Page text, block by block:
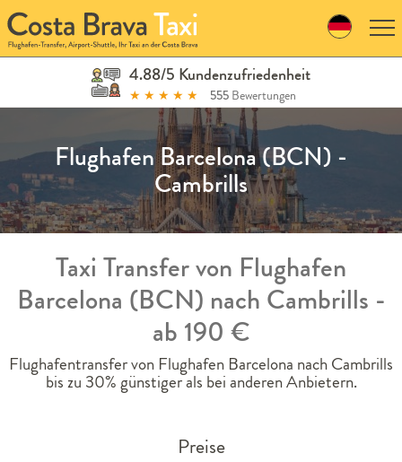
Skip
to
navigation
Skip
4.88/5 Kundenzufriedenheit
★ ★ ★ ★ ★ 555 Bewertungen
Flughafen Barcelona (BCN) -
Cambrills
Taxi Transfer von Flughafen
Barcelona (BCN) nach Cambrills -
ab 190 €
Flughafentransfer von Flughafen Barcelona nach Cambrills
bis zu 30% günstiger als bei anderen Anbietern.
Preise